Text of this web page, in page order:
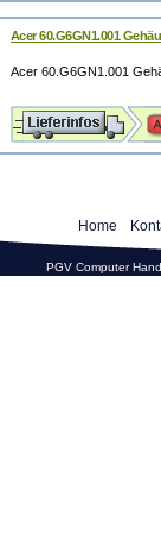
Acer 60.G6GN1.001
Acer 60.G6GN1.001
Home
PGV Computer